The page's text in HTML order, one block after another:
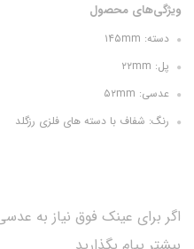
ویژگی‌های محصول
دسته: ۱۴۵mm
پل: ۲۲mm
عدسی: ۵۲mm
رنگ: شفاف با دسته های فلزی رزگلد
اگر برای عینک فوق نیاز به